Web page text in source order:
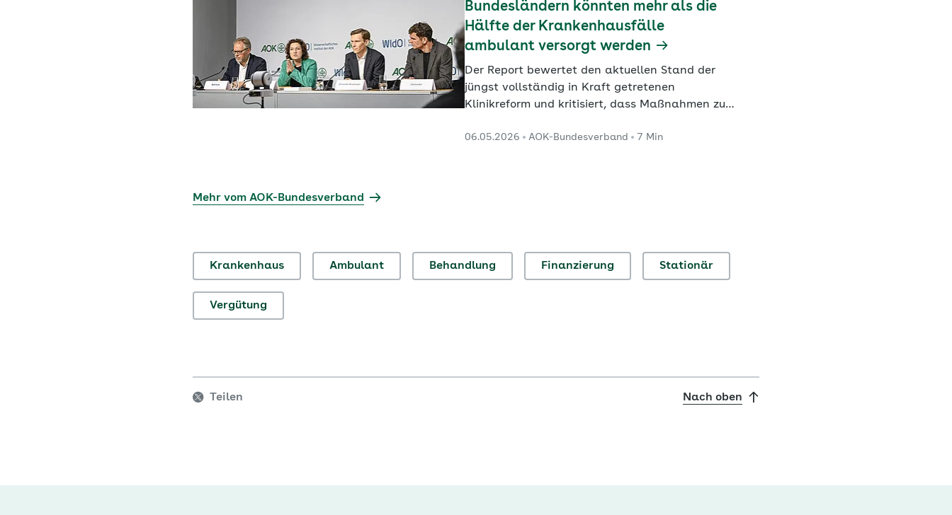
Bundesländern könnten mehr als die
Hälfte der Krankenhausfälle
ambulant versorgt werden
Der Report bewertet den aktuellen Stand der
jüngst vollständig in Kraft getretenen
Klinikreform und kritisiert, dass Maßnahmen zur
Krankenhausaufenthalten fehlen.
06.05.2026 AOK-Bundesverband 7 Min
Mehr vom AOK-Bundesverband
Krankenhaus Ambulant Behandlung Finanzierung Stationär
Vergütung
Teilen Nach oben